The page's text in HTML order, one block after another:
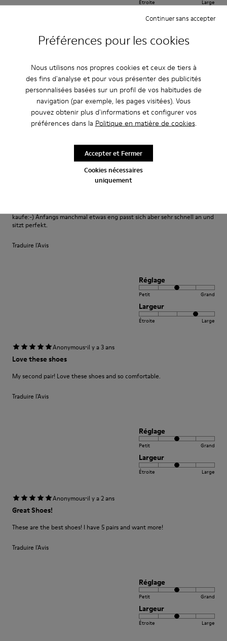
Préférences pour les cookies
Nous utilisons nos propres cookies et ceux de tiers à
des fins d'analyse et pour vous présenter des publicités
personnalisées basées sur un profil de vos habitudes de
navigation (par exemple, les pages visitées). Vous
pouvez obtenir plus d'informations et configurer vos
préférences dans la Politique en matière de cookies.
Cookies nécessaires
uniquement
Continuer sans accepter
Accepter et Fermer
Étroite Large
Excelente
Traduire l'Avis
Réglage
Petit
Étroite
il y a 3 ans
kaufe:-) Anfangs manchmal etwas eng passt sich aber sehr schnell an und
sitzt perfekt.
Traduire l'Avis
Réglage
Petit Grand
Largeur
Étroite Large
Anonymous·il y a 3 ans
Love these shoes
My second pair! Love these shoes and so comfortable.
Traduire l'Avis
Réglage
Petit Grand
Largeur
Étroite Large
Anonymous·il y a 2 ans
Great Shoes!
These are the best shoes! I have 5 pairs and want more!
Traduire l'Avis
Réglage
Petit Grand
Largeur
Étroite Large